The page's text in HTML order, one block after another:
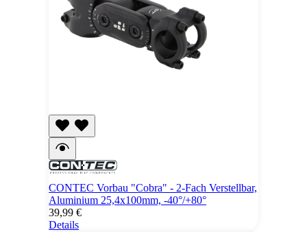
CONTEC Vorbau "Cobra" - 2-Fach Verstellbar,
Aluminium 25,4x100mm, -40°/+80°
39,99 €
Details